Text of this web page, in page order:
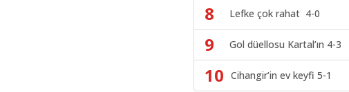
8 Lefke çok rahat 4-0
9 Gol düellosu Kartal’ın 4-3
10 Cihangir’in ev keyfi 5-1